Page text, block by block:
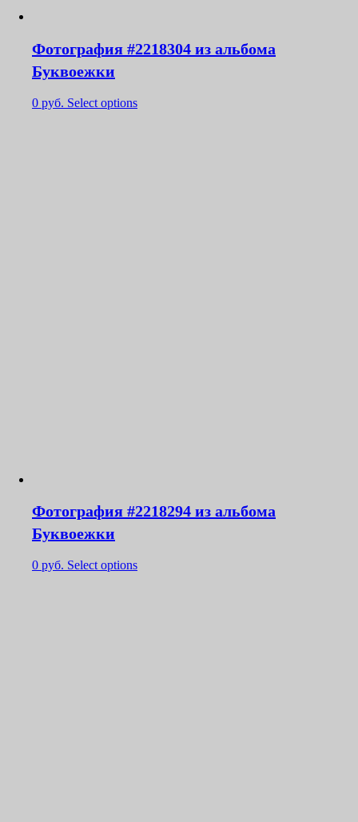
Фотография #2218304 из альбома
Буквоежки
0 руб. Select options
Фотография #2218294 из альбома
Буквоежки
0 руб. Select options